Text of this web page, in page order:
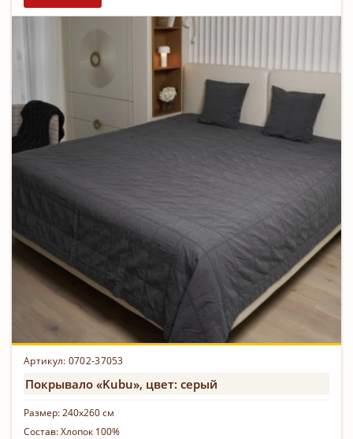
Артикул: 0702-37053
Покрывало «Kubu», цвет: серый
Размер:240х260 см
Состав:Хлопок 100%